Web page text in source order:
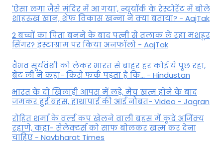
'ऐसा लगा जैसे मंदिर में आ गया', न्यूयॉर्क के रेस्टोरेंट में बोले
शाहरुख खान, शेफ विकास खन्ना ने क्या बताया? - AajTak
2 बच्चों का पिता बनने के बाद पत्नी से तलाक ले रहा मशहूर
सिंगर? इंस्टाग्राम पर किया अनफॉलो - AajTak
वैभव सूर्यवंशी को लेकर भारत से बाहर हर कोई ये पूछ रहा,
ब्रेट ली ने कहा- किसे फर्क पड़ता है कि… - Hindustan
भारत के दो खिलाड़ी आपस में लड़े, मैच खत्म होने के बाद
जमकर हुई बहस, हाथापाई की आई नौबत- Video - Jagran
रोहित शर्मा के वर्ल्ड कप खेलने वाली बहस में कूदे अजिंक्य
रहाणे, कहा- सेलेक्टर्स को साफ बोलकर खत्म कर देना
चाहिए - Navbharat Times